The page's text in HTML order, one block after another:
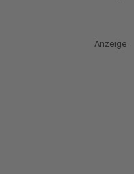
Anzeige